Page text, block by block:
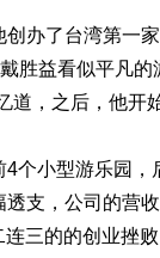
办了台湾第一
胜益看似平凡
道，之后，他
个小型游乐园
支，公司的营
连三的的创业挫